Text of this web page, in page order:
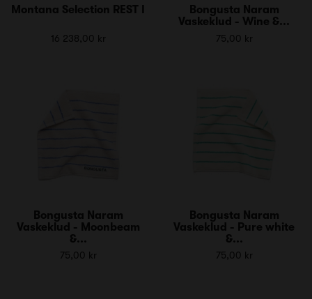
Montana Selection REST I
16 238,00 kr
Bongusta Naram
Vaskeklud - Wine &...
75,00 kr
Bongusta Naram
Vaskeklud - Moonbeam
&...
75,00 kr
Bongusta Naram
Vaskeklud - Pure white
&...
75,00 kr